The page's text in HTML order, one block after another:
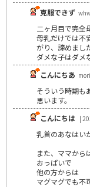
克服できず
二ヶ月目で完全
母乳だけでは不
がり、諦めまし
ダメな子はダメ
こんにちあ
そういう時期も
思います。
こんにちは |
乳首のあなはい
また、ママから
おっぱいで
他の方からは
マグマグでも不